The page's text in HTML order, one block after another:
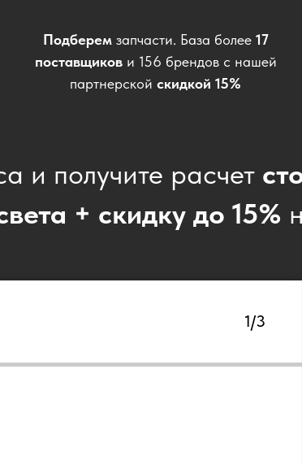
Подберем запчасти. База более 17
поставщикови 156 брендов с нашей
партнерской скидкой 15%
и получите расчет
+ скидку до 15%
1/3